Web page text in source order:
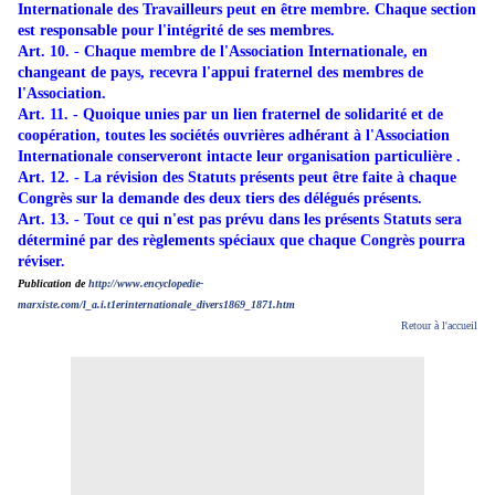
Internationale des Travailleurs peut en être membre. Chaque section
est responsable pour l'intégrité de ses membres.
Art. 10. - Chaque membre de l'Association Internationale, en
changeant de pays, recevra l'appui fraternel des membres de
l'Association.
Art. 11. - Quoique unies par un lien fraternel de solidarité et de
coopération, toutes les sociétés ouvrières adhérant à l'Association
Internationale conserveront intacte leur organisation particulière .
Art. 12. - La révision des Statuts présents peut être faite à chaque
Congrès sur la demande des deux tiers des délégués présents.
Art. 13. - Tout ce qui n'est pas prévu dans les présents Statuts sera
déterminé par des règlements spéciaux que chaque Congrès pourra
réviser.
Publication de http://www.encyclopedie-
marxiste.com/l_a.i.t1erinternationale_divers1869_1871.htm
Retour à l'accueil